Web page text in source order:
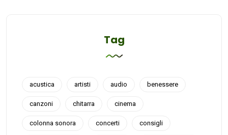
Tag
acustica artisti audio benessere
canzoni chitarra cinema
colonna sonora concerti consigli